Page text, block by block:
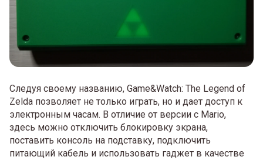
Следуя своему названию, Game&Watch: The Legend of
Zelda позволяет не только играть, но и дает доступ к
электронным часам. В отличие от версии с Mario,
здесь можно отключить блокировку экрана,
поставить консоль на подставку, подключить
питающий кабель и использовать гаджет в качестве